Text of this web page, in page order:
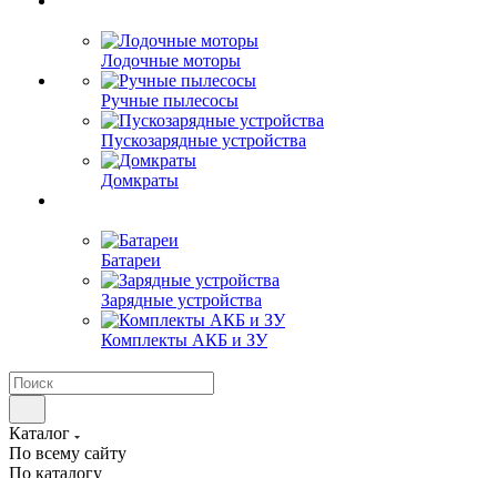
Лодочные моторы
Ручные пылесосы
Пускозарядные устройства
Домкраты
Батареи
Зарядные устройства
Комплекты АКБ и ЗУ
Каталог
По всему сайту
По каталогу